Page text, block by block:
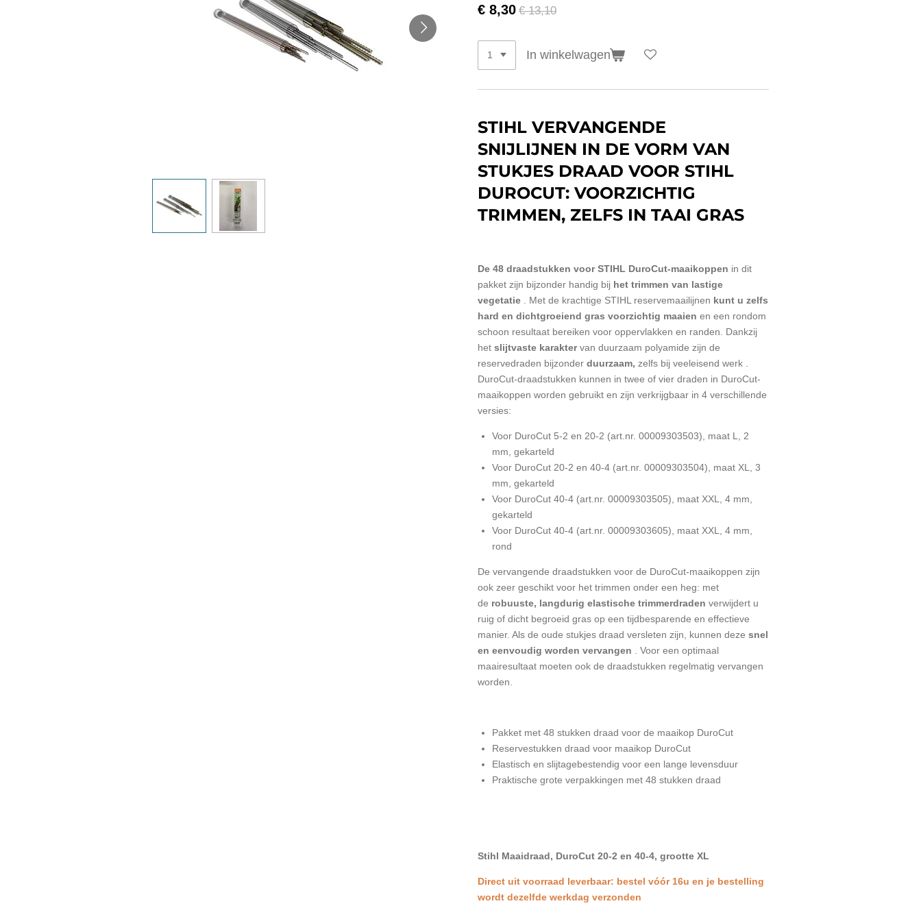
€ 8,30 € 13,10
In winkelwagen
STIHL VERVANGENDE
SNIJLIJNEN IN DE VORM VAN
STUKJES DRAAD VOOR STIHL
DUROCUT: VOORZICHTIG
TRIMMEN, ZELFS IN TAAI GRAS
De 48 draadstukken voor STIHL DuroCut-maaikoppen in dit
pakket zijn bijzonder handig bij het trimmen van lastige
vegetatie
. Met de krachtige STIHL reservemaailijnen kunt u zelfs
hard en dichtgroeiend gras voorzichtig maaien en een rondom
schoon resultaat bereiken voor oppervlakken en randen. Dankzij
het slijtvaste karakter van duurzaam polyamide zijn de
reservedraden bijzonder duurzaam, zelfs bij veeleisend werk .
DuroCut-draadstukken kunnen in twee of vier draden in DuroCut-
maaikoppen worden gebruikt en zijn verkrijgbaar in 4 verschillende
versies:
Voor DuroCut 5-2 en 20-2 (art.nr. 00009303503), maat L, 2
mm, gekarteld
Voor DuroCut 20-2 en 40-4 (art.nr. 00009303504), maat XL, 3
mm, gekarteld
Voor DuroCut 40-4 (art.nr. 00009303505), maat XXL, 4 mm,
gekarteld
Voor DuroCut 40-4 (art.nr. 00009303605), maat XXL, 4 mm,
rond
De vervangende draadstukken voor de DuroCut-maaikoppen zijn
ook zeer geschikt voor het trimmen onder een heg: met
de robuuste, langdurig elastische trimmerdraden verwijdert u
ruig of dicht begroeid gras op een tijdbesparende en effectieve
manier. Als de oude stukjes draad versleten zijn, kunnen deze snel
en eenvoudig worden vervangen
. Voor een optimaal
maairesultaat moeten ook de draadstukken regelmatig vervangen
worden.
Pakket met 48 stukken draad voor de maaikop DuroCut
Reservestukken draad voor maaikop DuroCut
Elastisch en slijtagebestendig voor een lange levensduur
Praktische grote verpakkingen met 48 stukken draad
Stihl Maaidraad, DuroCut 20-2 en 40-4, grootte XL
Direct uit voorraad leverbaar: bestel vóór 16u en je bestelling
wordt dezelfde werkdag verzonden